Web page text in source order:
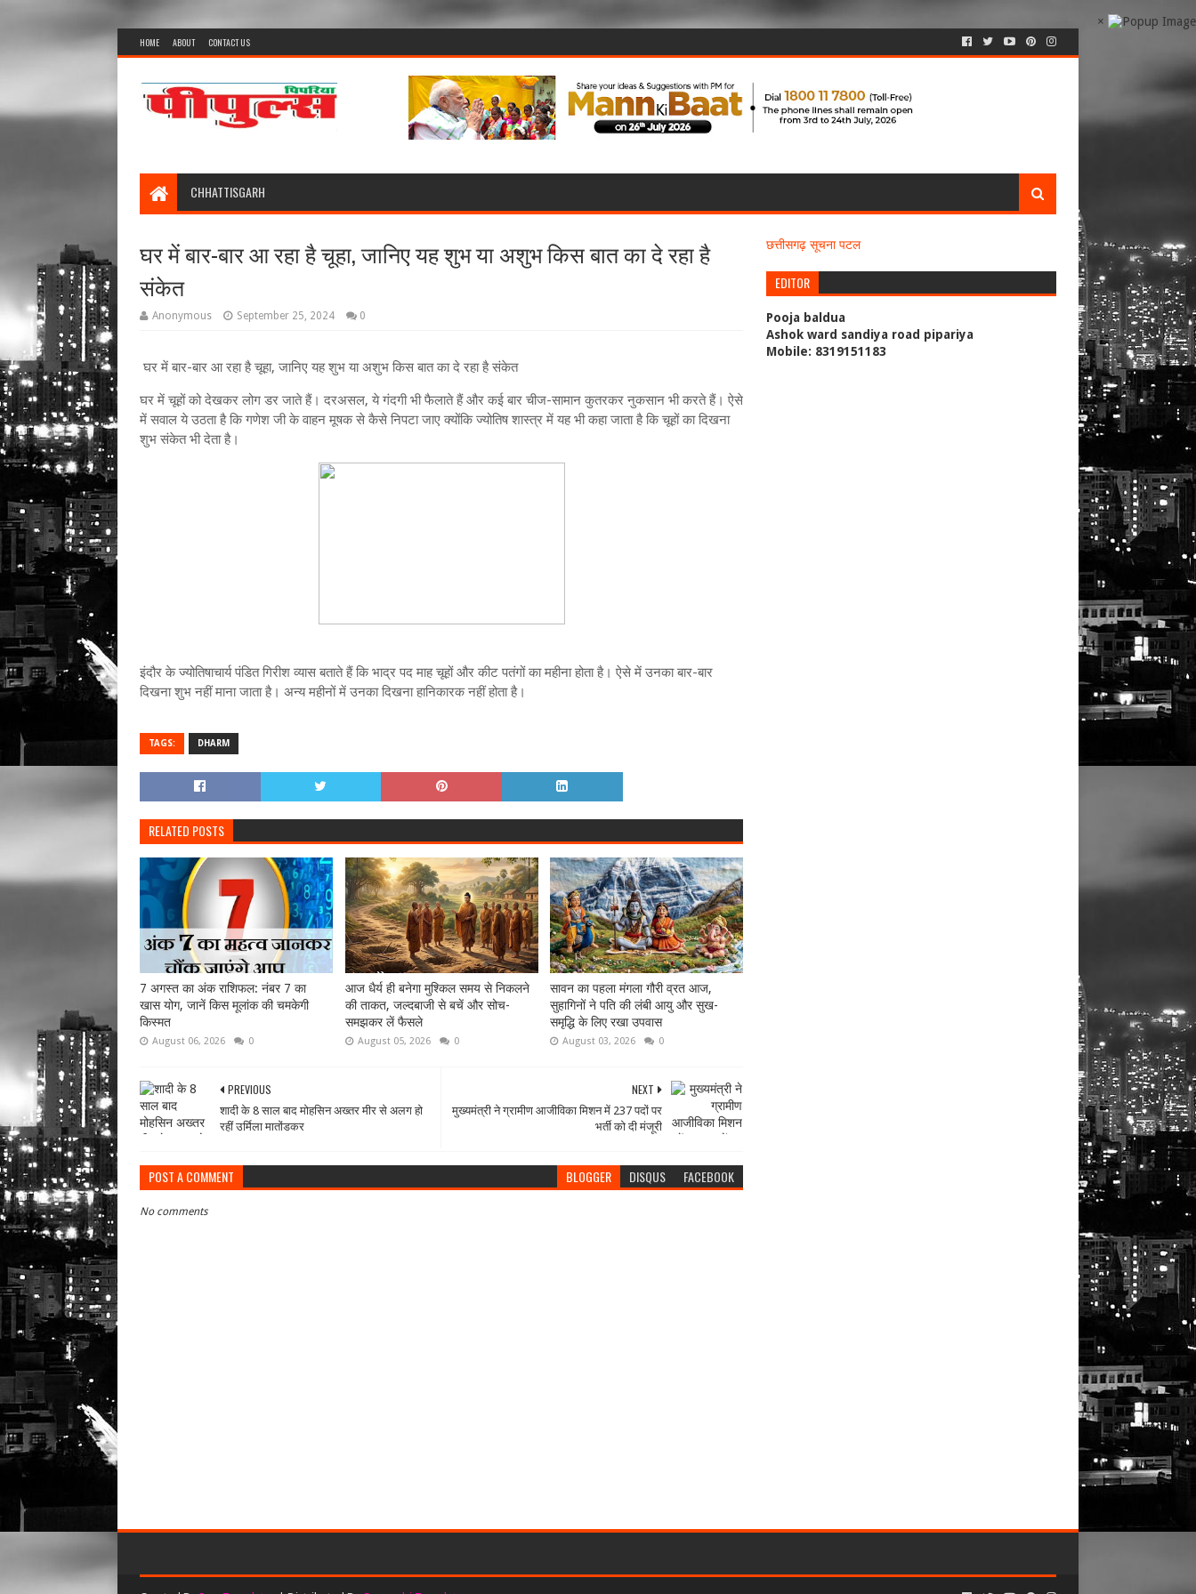
×
HOME ABOUT CONTACT US
CHHATTISGARH
घर में बार-बार आ रहा है चूहा, जानिए यह शुभ या अशुभ किस बात का दे रहा है
संकेत
Anonymous September 25, 2024 0
घर में बार-बार आ रहा है चूहा, जानिए यह शुभ या अशुभ किस बात का दे रहा है संकेत
घर में चूहों को देखकर लोग डर जाते हैं। दरअसल, ये गंदगी भी फैलाते हैं और कई बार चीज-सामान कुतरकर नुकसान भी करते हैं। ऐसे
में सवाल ये उठता है कि गणेश जी के वाहन मूषक से कैसे निपटा जाए क्योंकि ज्योतिष शास्त्र में यह भी कहा जाता है कि चूहों का दिखना
शुभ संकेत भी देता है।
इंदौर के ज्योतिषाचार्य पंडित गिरीश व्यास बताते हैं कि भाद्र पद माह चूहों और कीट पतंगों का महीना होता है। ऐसे में उनका बार-बार
दिखना शुभ नहीं माना जाता है। अन्य महीनों में उनका दिखना हानिकारक नहीं होता है।
TAGS: DHARM
RELATED POSTS
7 अगस्त का अंक राशिफल: नंबर 7 का
खास योग, जानें किस मूलांक की चमकेगी
किस्मत
August 06, 2026 0
आज धैर्य ही बनेगा मुश्किल समय से निकलने
की ताकत, जल्दबाजी से बचें और सोच-
समझकर लें फैसले
August 05, 2026 0
सावन का पहला मंगला गौरी व्रत आज,
सुहागिनों ने पति की लंबी आयु और सुख-
समृद्धि के लिए रखा उपवास
August 03, 2026 0
NEXT
मुख्यमंत्री ने ग्रामीण आजीविका मिशन में 237 पदों पर
भर्ती को दी मंजूरी
PREVIOUS
शादी के 8 साल बाद मोहसिन अख्तर मीर से अलग हो
रहीं उर्मिला मातोंडकर
POST A COMMENT BLOGGER DISQUS FACEBOOK
No comments
छत्तीसगढ़ सूचना पटल
EDITOR
Pooja baldua
Ashok ward sandiya road pipariya
Mobile: 8319151183